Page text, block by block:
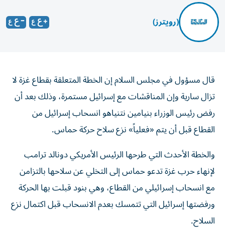
(رويترز)
تزال سارية وإن المناقشات مع إسرائيل مستمرة، ​وذلك بعد ‌أن
رفض رئيس ⁠الوزراء بنيامين نتنياهو انسحاب إسرائيل ​من
‌القطاع ‌قبل أن يتم «فعلياً» نزع ‌سلاح ‌حركة حماس.
والخطة الأحدث التي طرحها الرئيس الأمريكي دونالد ترامب
لإنهاء حرب غزة تدعو حماس إلى التخلي عن سلاحها بالتزامن
مع انسحاب إسرائيلي من القطاع، وهي بنود قبلت بها الحركة
ورفضتها إسرائيل التي تتمسك بعدم الانسحاب قبل اكتمال نزع
السلاح.